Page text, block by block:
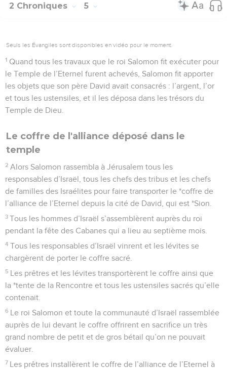
2 Chroniques 5
Seuls les Évangiles sont disponibles en vidéo pour le moment.
1 Quand tous les travaux que le roi Salomon fit exécuter pour
le Temple de l’Eternel furent achevés, Salomon fit apporter
les objets que son père David avait consacrés : l’argent, l’or
et tous les ustensiles, et il les déposa dans les trésors du
Temple de Dieu.
Le coffre de l'alliance déposé dans le
temple
2 Alors Salomon rassembla à Jérusalem tous les
responsables d’Israël, tous les chefs des tribus et les chefs
de familles des Israélites pour faire transporter le *coffre de
l’alliance de l’Eternel depuis la cité de David, qui est *Sion.
3 Tous les hommes d’Israël s’assemblèrent auprès du roi
pendant la fête des Cabanes qui a lieu au septième mois.
4 Tous les responsables d’Israël vinrent et les lévites se
chargèrent de porter le coffre sacré.
5 Les prêtres et les lévites transportèrent le coffre ainsi que
la *tente de la Rencontre et tous les ustensiles sacrés qu’elle
contenait.
6 Le roi Salomon et toute la communauté d’Israël rassemblée
auprès de lui devant le coffre offrirent en sacrifice un très
grand nombre de petit et de gros bétail qu’on ne pouvait
évaluer.
7 Les prêtres installèrent le coffre de l’alliance de l’Eternel à